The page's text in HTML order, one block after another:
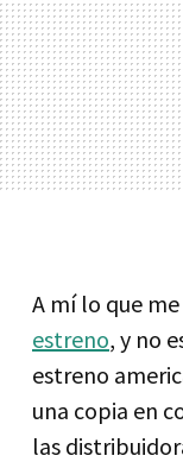
A mí lo que
estreno, y no
estreno
una copia en
las